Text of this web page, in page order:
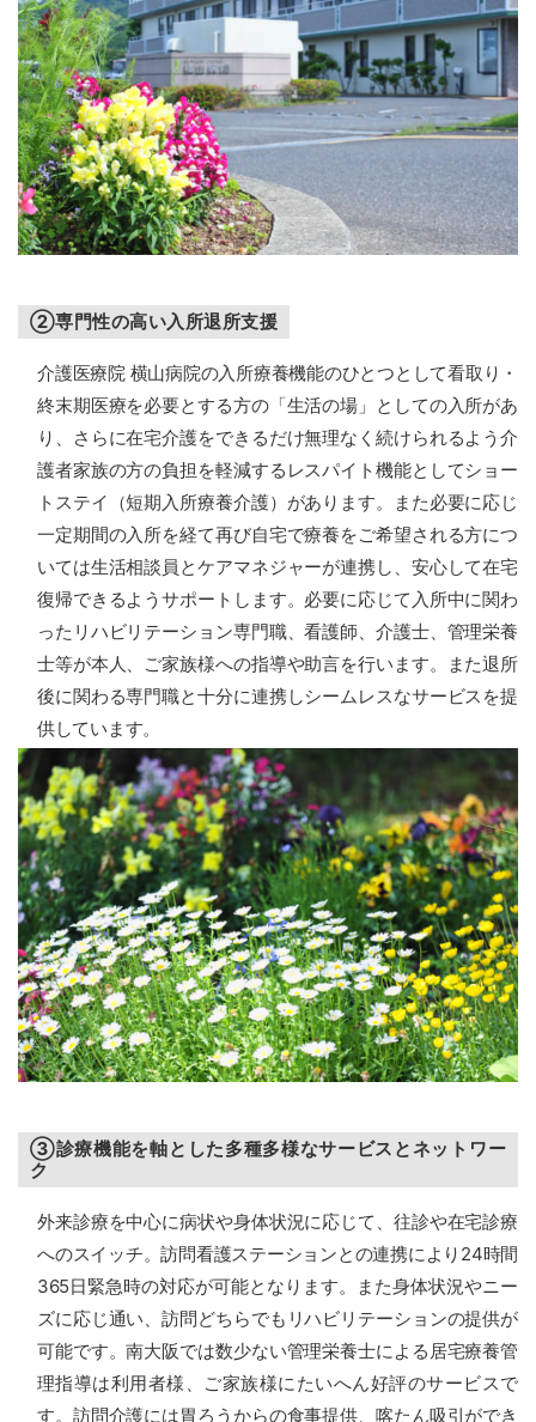
②専門性の高い入所退所支援
介護医療院 横山病院の入所療養機能のひとつとして看取り・
終末期医療を必要とする方の「生活の場」としての入所があ
り、さらに在宅介護をできるだけ無理なく続けられるよう介
護者家族の方の負担を軽減するレスパイト機能としてショー
トステイ（短期入所療養介護）があります。また必要に応じ
一定期間の入所を経て再び自宅で療養をご希望される方につ
いては生活相談員とケアマネジャーが連携し、安心して在宅
復帰できるようサポートします。必要に応じて入所中に関わ
ったリハビリテーション専門職、看護師、介護士、管理栄養
士等が本人、ご家族様への指導や助言を行います。また退所
後に関わる専門職と十分に連携しシームレスなサービスを提
供しています。
③診療機能を軸とした多種多様なサービスとネットワー
ク
外来診療を中心に病状や身体状況に応じて、往診や在宅診療
へのスイッチ。訪問看護ステーションとの連携により24時間
365日緊急時の対応が可能となります。また身体状況やニー
ズに応じ通い、訪問どちらでもリハビリテーションの提供が
可能です。南大阪では数少ない管理栄養士による居宅療養管
理指導は利用者様、ご家族様にたいへん好評のサービスで
す。訪問介護には胃ろうからの食事提供、喀たん吸引ができ